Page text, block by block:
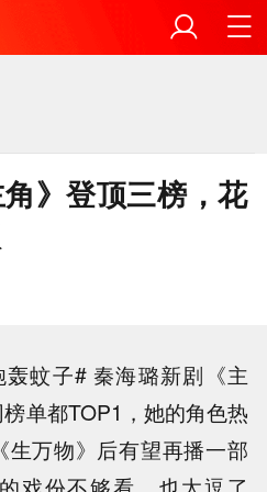
》登顶三榜，花
蚊子# 秦海璐新剧《主
单都TOP1，她的角色热
生万物》后有望再播一部